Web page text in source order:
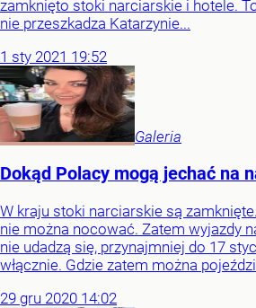
zamknięto stoki narciarskie i hotele.
nie przeszkadza Katarzynie...
1 sty 2021 19:52
Galeria
Dokąd Polacy mogą jechać na
W kraju stoki narciarskie są
nie można nocować. Zatem wyjazdy
nie udadzą się, przynajmniej do 17
włącznie. Gdzie zatem można
29 gru 2020 14:02